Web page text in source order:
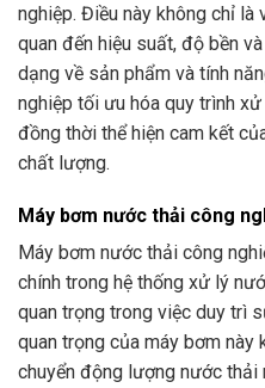
nghiệp. Điều này không chỉ là
quan đến hiệu suất, độ bền
dạng về sản phẩm và tính
nghiệp tối ưu hóa quy trình
đồng thời thể hiện cam kết
chất lượng.
Máy bơm nước thải công
Máy bơm nước thải công
chính trong hệ thống xử lý
quan trọng trong việc duy trì
quan trọng của máy bơm này
chuyển động lượng nước